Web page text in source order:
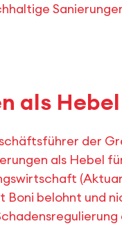
als
der
als Hebel
Boni belohnt und